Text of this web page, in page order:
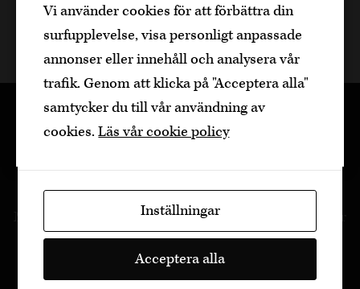
Med stor kunskap, passion och engagemang erbjuder
Vinia kvalitetsviner för alla smaker och plånböcker.
Starka relationer med producenter med
Vi använder cookies för att förbättra din
surfupplevelse, visa personligt anpassade
annonser eller innehåll och analysera vår
trafik. Genom att klicka på "Acceptera alla"
samtycker du till vår användning av
cookies.Läs vår cookie policy
Inställningar
Acceptera alla
Den är sidan innehåller information om
alkoholhaltiga drycker och vänder sig till
dig som fyllt över25år.
Bekräfta